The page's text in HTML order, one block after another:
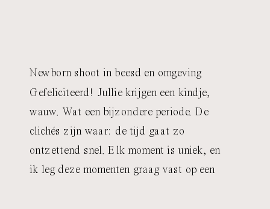
Newborn shoot in beesd en omgeving
Gefeliciteerd! Jullie krijgen een kindje,
wauw. Wat een bijzondere periode. De
clichés zijn waar: de tijd gaat zo
ontzettend snel. Elk moment is uniek, en
ik leg deze momenten graag vast op een